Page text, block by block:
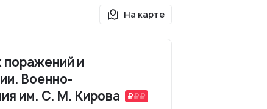
На карте
поражений и
Военно-
им. С. М. Кирова